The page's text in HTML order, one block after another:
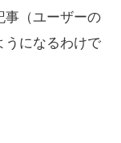
事（ユーザーの
うになるわけで